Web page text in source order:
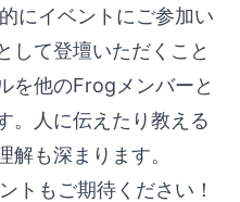
にイベントにご参加い
して登壇いただくこと
を他のFrogメンバーと
。人に伝えたり教える
解も深まります。
トもご期待ください！